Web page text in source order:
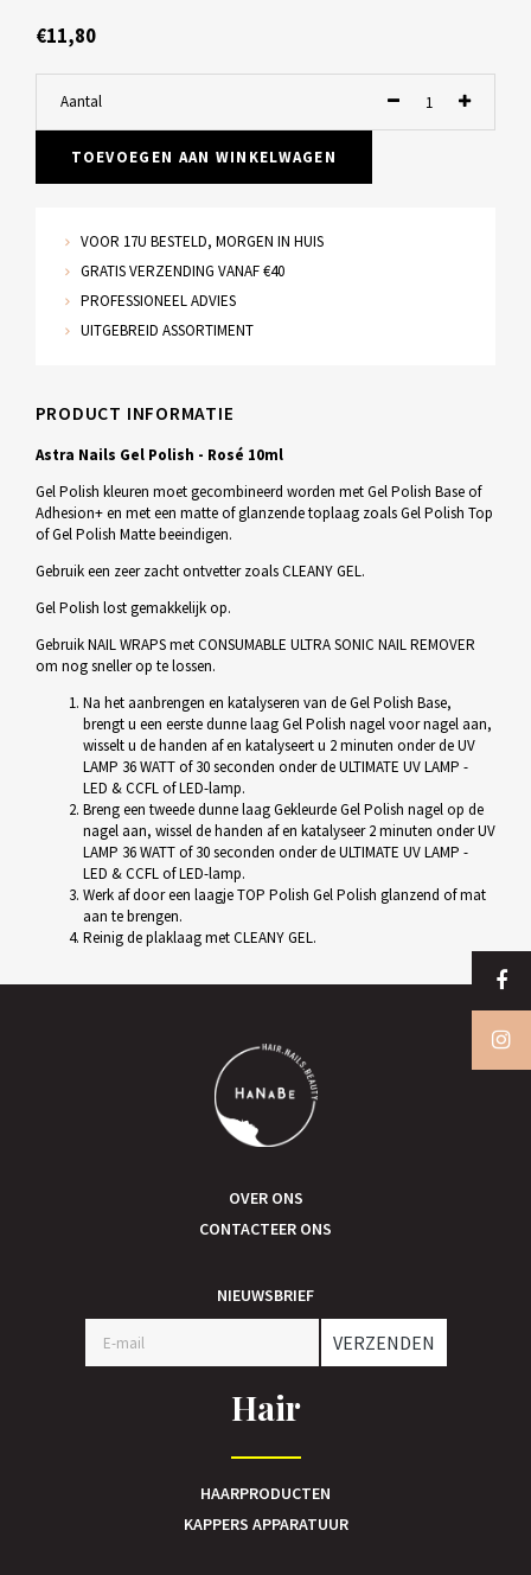
€11,80
Aantal
TOEVOEGEN AAN WINKELWAGEN
VOOR 17U BESTELD, MORGEN IN HUIS
GRATIS VERZENDING VANAF €40
PROFESSIONEEL ADVIES
UITGEBREID ASSORTIMENT
PRODUCT INFORMATIE
Astra Nails Gel Polish - Rosé 10ml
Gel Polish kleuren moet gecombineerd worden met Gel Polish Base of
Adhesion+ en met een matte of glanzende toplaag zoals Gel Polish Top
of Gel Polish Matte beeindigen.
Gebruik een zeer zacht ontvetter zoals CLEANY GEL.
Gel Polish lost gemakkelijk op.
Gebruik NAIL WRAPS met CONSUMABLE ULTRA SONIC NAIL REMOVER
om nog sneller op te lossen.
Na het aanbrengen en katalyseren van de Gel Polish Base,
brengt u een eerste dunne laag Gel Polish nagel voor nagel aan,
wisselt u de handen af en katalyseert u 2 minuten onder de UV
LAMP 36 WATT of 30 seconden onder de ULTIMATE UV LAMP -
LED & CCFL of LED-lamp.
Breng een tweede dunne laag Gekleurde Gel Polish nagel op de
nagel aan, wissel de handen af en katalyseer 2 minuten onder UV
LAMP 36 WATT of 30 seconden onder de ULTIMATE UV LAMP -
LED & CCFL of LED-lamp.
Werk af door een laagje TOP Polish Gel Polish glanzend of mat
aan te brengen.
Reinig de plaklaag met CLEANY GEL.
OVER ONS
CONTACTEER ONS
NIEUWSBRIEF
VERZENDEN
Hair
HAARPRODUCTEN
KAPPERS APPARATUUR